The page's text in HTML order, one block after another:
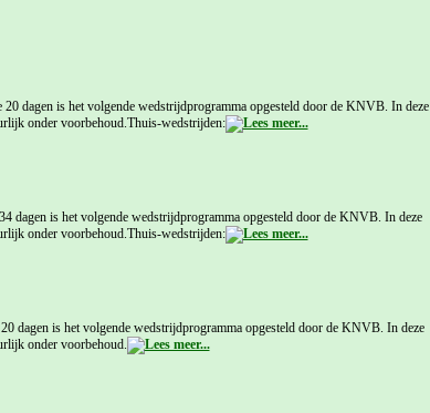
dagen is het volgende wedstrijdprogramma opgesteld door de KNVB. In deze
onder voorbehoud.Thuis-wedstrijden:
dagen is het volgende wedstrijdprogramma opgesteld door de KNVB. In deze
onder voorbehoud.Thuis-wedstrijden:
dagen is het volgende wedstrijdprogramma opgesteld door de KNVB. In deze
onder voorbehoud.